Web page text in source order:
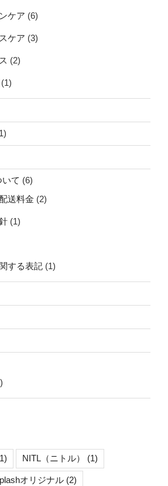
ケア (6)
ケア (3)
(2)
(1)
て (6)
送料金 (2)
(1)
する表記 (1)
NITL（ニトル） (1)
オリジナル (2)